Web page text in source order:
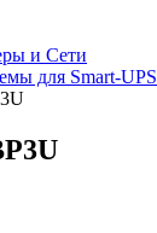
и Сети
для Smart-UPS